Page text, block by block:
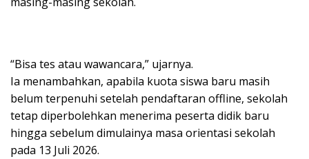
“Bisa tes atau wawancara,” ujarnya.
Ia menambahkan, apabila kuota siswa baru masih
belum terpenuhi setelah pendaftaran offline, sekolah
tetap diperbolehkan menerima peserta didik baru
hingga sebelum dimulainya masa orientasi sekolah
pada 13 Juli 2026.